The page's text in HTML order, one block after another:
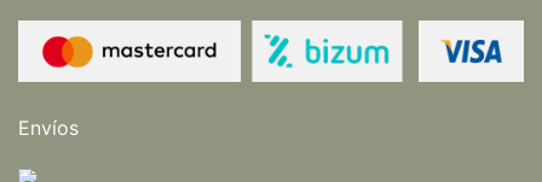
Envíos